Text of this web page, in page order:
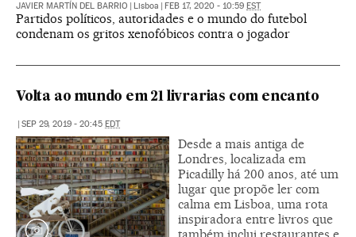
JAVIER MARTÍN DEL BARRIO Lisboa FEB 17, 2020 - 10:59 EST
Partidos políticos, autoridades e o mundo do futebol
condenam os gritos xenofóbicos contra o jogador
Volta ao mundo em 21 livrarias com encanto
SEP 29, 2019 - 20:45 EDT
Desde a mais antiga de
Londres, localizada em
Picadilly há 200 anos, até um
lugar que propõe ler com
calma em Lisboa, uma rota
inspiradora entre livros que